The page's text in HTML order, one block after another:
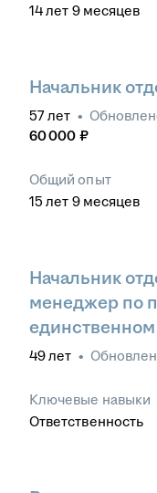
14лет 9 месяцев
Начальник
57лет •
60 000 ₽
Общий опыт
15 лет 9 месяцев
Начальник
менеджер по
49лет •
Ключевые навыки
Ответственность